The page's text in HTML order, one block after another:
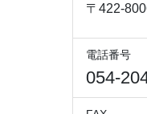
〒422-
電話番号
054-